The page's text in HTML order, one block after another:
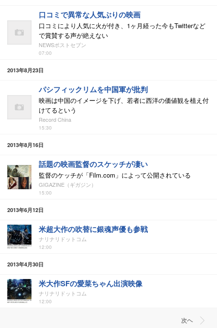
口コミで異常な人気ぶりの映画
口コミにより人気に火が付き、1ヶ月経った今もTwitterなど
で賞賛する声が絶えない
NEWSポストセブン
07:00
2013年8月23日
パシフィックリムを中国軍が批判
映画は中国のイメージを下げ、若者に西洋の価値観を植え付
けてるという
Record China
15:30
2013年8月16日
話題の映画監督のスケッチが凄い
監督のケッチが「Film.com」によって公開されている
GIGAZINE（ギガジン）
15:00
2013年6月12日
米超大作の吹替に銀魂声優も参戦
ナリナリドットコム
12:00
2013年4月30日
米大作SFの愛菜ちゃん出演映像
ナリナリドットコム
12:00
次ヘ